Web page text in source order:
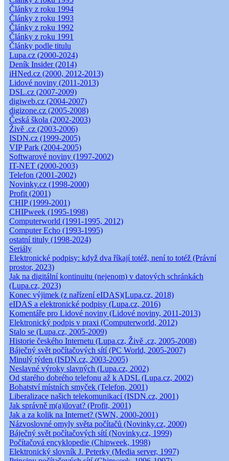
Články z roku 1994
Články z roku 1993
Články z roku 1992
Články z roku 1991
Články podle titulu
Lupa.cz (2000-2024)
Deník Insider (2014)
iHNed.cz (2000, 2012-2013)
Lidové noviny (2011-2013)
DSL.cz (2007-2009)
digiweb.cz (2004-2007)
digizone.cz (2005-2008)
Česká škola (2002-2003)
Živě .cz (2003-2006)
ISDN.cz (1999-2005)
VIP Park (2004-2005)
Softwarové noviny (1997-2002)
IT-NET (2000-2003)
Telefon (2001-2002)
Novinky.cz (1998-2000)
Profit (2001)
CHIP (1999-2001)
CHIPweek (1995-1998)
Computerworld (1991-1995, 2012)
Computer Echo (1993-1995)
ostatní tituly (1998-2024)
Seriály
Elektronické podpisy: když dva říkají totéž, není to totéž (Právní
prostor, 2023)
Jak na digitální kontinuitu (nejenom) v datových schránkách
(Lupa.cz, 2023)
Konec výjimek (z nařízení eIDAS)(Lupa.cz, 2018)
eIDAS a elektronické podpisy (Lupa.cz, 2016)
Komentáře pro Lidové noviny (Lidové noviny, 2011-2013)
Elektronický podpis v praxi (Computerworld, 2012)
Stalo se (Lupa.cz, 2005-2009)
Historie českého Internetu (Lupa.cz, Živě .cz, 2005-2008)
Báječný svět počítačových sítí (PC World, 2005-2007)
Minulý týden (ISDN.cz, 2003-2005)
Neslavné výroky slavných (Lupa.cz, 2002)
Od starého dobrého telefonu až k ADSL (Lupa.cz, 2002)
Bohatství místních smyček (Telefon, 2001)
Liberalizace našich telekomunikací (ISDN.cz, 2001)
Jak správně m(a)ilovat? (Profit, 2001)
Jak a za kolik na Internet? (SWN, 2000-2001)
Názvoslovné omyly světa počítačů (Novinky.cz, 2000)
Báječný svět počítačových sítí (Novinky.cz, 1999)
Počítačová encyklopedie (Chipweek, 1998)
Elektronický slovník J. Peterky (Media server, 1997)